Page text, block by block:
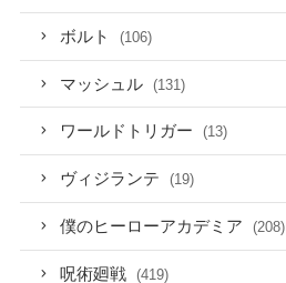
ボルト (106)
マッシュル (131)
ワールドトリガー (13)
ヴィジランテ (19)
僕のヒーローアカデミア (208)
呪術廻戦 (419)